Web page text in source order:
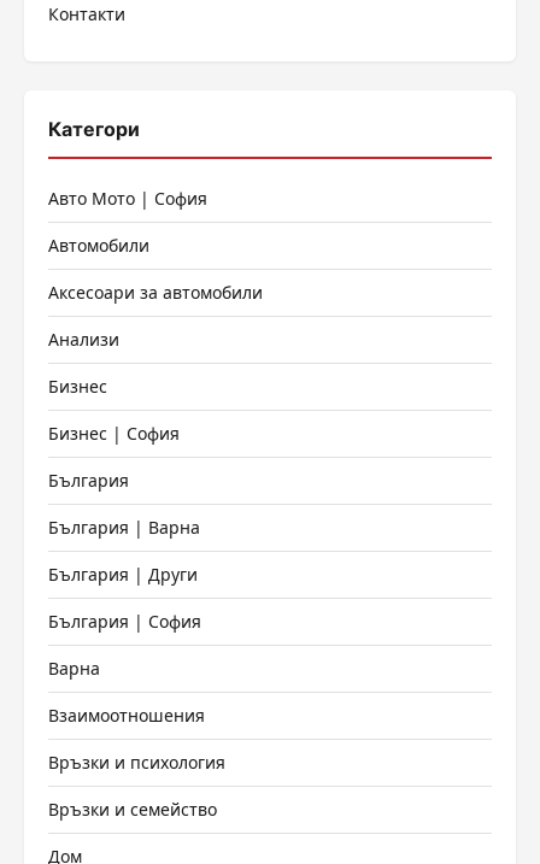
Контакти
Категори
Авто Мото | София
Автомобили
Аксесоари за автомобили
Анализи
Бизнес
Бизнес | София
България
България | Варна
България | Други
България | София
Варна
Взаимоотношения
Връзки и психология
Връзки и семейство
Дом